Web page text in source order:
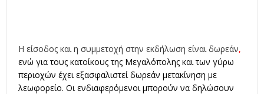
Η είσοδος και η συμμετοχή στην εκδήλωση είναι δωρεάν,
ενώ για τους κατοίκους της Μεγαλόπολης και των γύρω
περιοχών έχει εξασφαλιστεί δωρεάν μετακίνηση με
λεωφορείο. Οι ενδιαφερόμενοι μπορούν να δηλώσουν